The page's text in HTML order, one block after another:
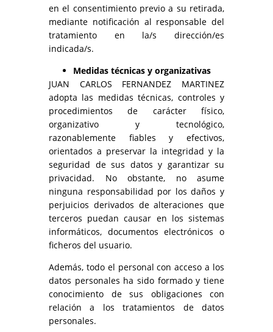
en el consentimiento previo a su retirada,
mediante notificación al responsable del
tratamiento en la/s dirección/es
indicada/s.
Medidas técnicas y organizativas
JUAN CARLOS FERNANDEZ MARTINEZ
adopta las medidas técnicas, controles y
procedimientos de carácter físico,
organizativo y tecnológico,
razonablemente fiables y efectivos,
orientados a preservar la integridad y la
seguridad de sus datos y garantizar su
privacidad. No obstante, no asume
ninguna responsabilidad por los daños y
perjuicios derivados de alteraciones que
terceros puedan causar en los sistemas
informáticos, documentos electrónicos o
ficheros del usuario.
Además, todo el personal con acceso a los
datos personales ha sido formado y tiene
conocimiento de sus obligaciones con
relación a los tratamientos de datos
personales.